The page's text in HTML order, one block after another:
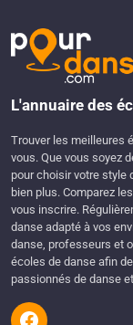
L'annuaire des
Trouver les meilleures
vous. Que vous soyez
pour choisir votre style
bien plus. Comparez
vous inscrire.
danse adapté à vos
danse, professeurs et
écoles de danse afin
passionnés de danse